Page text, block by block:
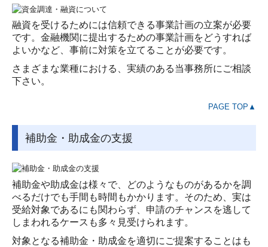
融資を受けるためには信頼できる事業計画の立案が必要
です。金融機関に提出するための事業計画をどうすれば
よいかなど、事前に対策を立てることが必要です。
さまざまな業種における、実績のある当事務所にご相談
下さい。
PAGE TOP▲
補助金・助成金の支援
補助金や助成金は様々で、どのようなものがあるかを調
べるだけでも手間も時間もかかります。そのため、実は
受給対象であるにも関わらず、申請のチャンスを逃して
しまわれるケースも多々見受けられます。
対象となる補助金・助成金を適切にご提案することはも